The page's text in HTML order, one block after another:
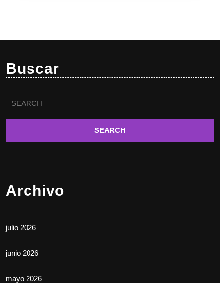
Buscar
Archivo
julio 2026
junio 2026
mayo 2026